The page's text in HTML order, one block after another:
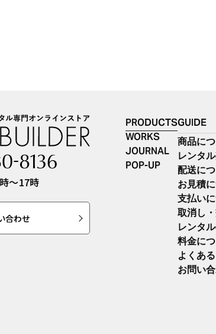
〜17時
合わせ
PRODUCTS
WORKS
JOURNAL
POP-UP
GUIDE
商品に
レンタ
配送に
お見積
支払い
取消し
レンタ
料金に
よくあ
お問い